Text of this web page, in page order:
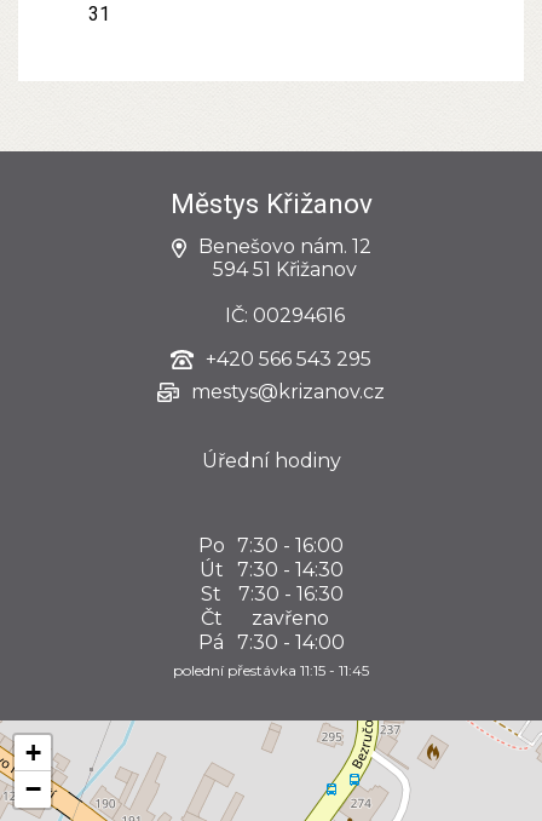
31
Městys Křižanov
Benešovo nám. 12
594 51 Křižanov
IČ: 00294616
+420 566 543 295
mestys@krizanov.cz
Úřední hodiny
Po 7:30 - 16:00
Út
7:30 - 14:30
St
7:30 - 16:30
Čt
zavřeno
Pá
7:30 - 14:00
polední přestávka 11:15 - 11:45
+
−